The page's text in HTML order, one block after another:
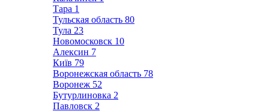
Тара 1
Тульская область 80
Тула 23
Новомосковск 10
Алексин 7
Київ 79
Воронежская область 78
Воронеж 52
Бутурлиновка 2
Павловск 2